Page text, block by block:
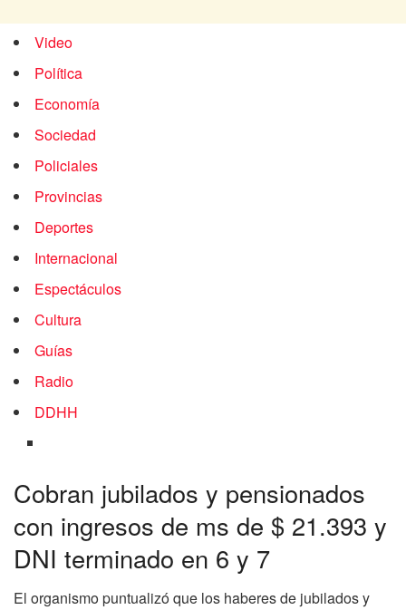
Video
Política
Economía
Sociedad
Policiales
Provincias
Deportes
Internacional
Espectáculos
Cultura
Guías
Radio
DDHH
Cobran jubilados y pensionados
con ingresos de ms de $ 21.393 y
DNI terminado en 6 y 7
El organismo puntualizó que los haberes de jubilados y